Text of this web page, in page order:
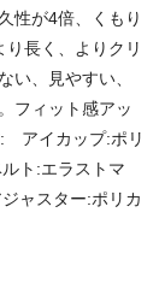
性が4倍、くもり
長く、よりクリ
い、見やすい、
フィット感アッ
アイカップ:ポリ
ト:エラストマ
ャスター:ポリカ